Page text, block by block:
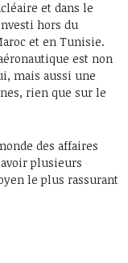
et dans le
hors du
et en Tunisie.
est non
mais aussi une
rien que sur le
des affaires
plusieurs
le plus rassurant